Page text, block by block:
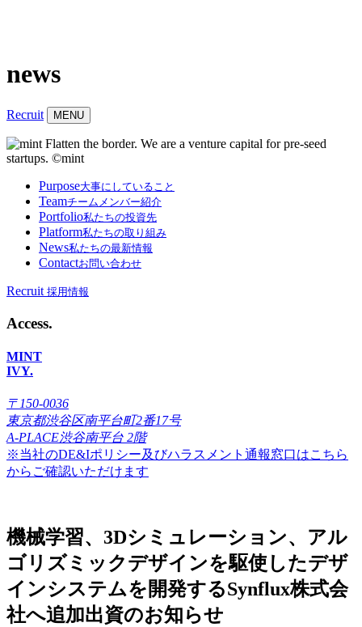
news
Recruit MENU
Purpose大事にしていること
Teamチームメンバー紹介
Portfolio私たちの投資先
Platform私たちの取り組み
News私たちの最新情報
Contactお問い合わせ
Recruit 採用情報
Access.
MINT
IVY.
〒150-0036
東京都渋谷区南平台町2番17号
A-PLACE渋谷南平台 2階
※当社のDE&Iポリシー及びハラスメント通報窓口はこちら
からご確認いただけます
機械学習、3Dシミュレーション、アル
ゴリズミックデザインを駆使したデザ
インシステムを開発するSynflux株式会
社へ追加出資のお知らせ